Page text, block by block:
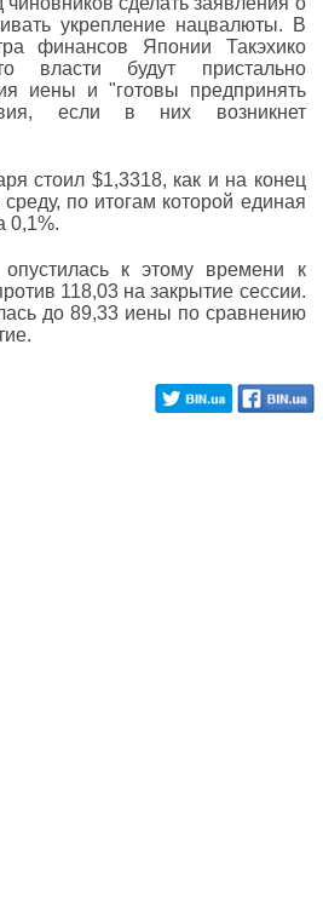
укрепление нацвалюты. В
финансов Японии Такэхико
власти будут пристально
иены и "готовы предпринять
если в них возникнет
стоил $1,3318, как и на конец
по итогам которой единая
0,1%.
к этому времени к
118,03 на закрытие сессии.
до 89,33 иены по сравнению